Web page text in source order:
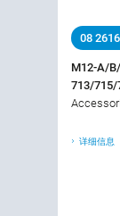
08
M12-A/
713/715/
详细信息